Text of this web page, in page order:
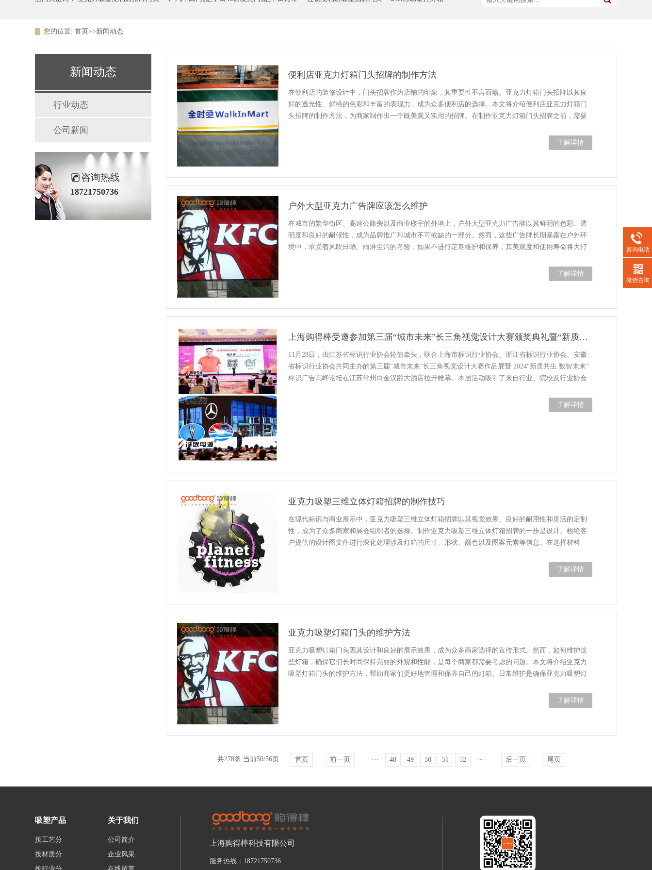
您的位置: 首页 >>新闻动态
新闻动态
行业动态
公司新闻
咨询热线
18721750736
便利店亚克力灯箱门头招牌的制作方法
在便利店的装修设计中，门头招牌作为店铺的印象，其重要性不言而喻。亚克力灯箱门头招牌以其良
好的透光性、鲜艳的色彩和丰富的表现力，成为众多便利店的选择。本文将介绍便利店亚克力灯箱门
头招牌的制作方法，为商家制作出一个既美观又实用的招牌。在制作亚克力灯箱门头招牌之前，需要
了解详情
户外大型亚克力广告牌应该怎么维护
在城市的繁华街区、高速公路旁以及商业楼宇的外墙上，户外大型亚克力广告牌以其鲜明的色彩、透
明度和良好的耐候性，成为品牌推广和城市不可或缺的一部分。然而，这些广告牌长期暴露在户外环
境中，承受着风吹日晒、雨淋尘污的考验，如果不进行定期维护和保养，其美观度和使用寿命将大打
了解详情
上海购得棒受邀参加第三届“城市未来”长三角视觉设计大赛颁奖典礼暨“新质共生，数智未来”标识广告高峰论坛
11月28日，由江苏省标识行业协会轮值牵头，联合上海市标识行业协会、浙江省标识行业协会、安徽
省标识行业协会共同主办的第三届“城市未来”长三角视觉设计大赛作品展暨 2024“新质共生 数智未来”
标识广告高峰论坛在江苏常州白金汉爵大酒店拉开帷幕。本届活动吸引了来自行业、院校及行业协会
了解详情
亚克力吸塑三维立体灯箱招牌的制作技巧
在现代标识与商业展示中，亚克力吸塑三维立体灯箱招牌以其视觉效果、良好的耐用性和灵活的定制
性，成为了众多商家和展会组织者的选择。制作亚克力吸塑三维立体灯箱招牌的一步是设计。根绝客
户提供的设计图文件进行深化处理涉及灯箱的尺寸、形状、颜色以及图案元素等信息。在选择材料
了解详情
亚克力吸塑灯箱门头的维护方法
亚克力吸塑灯箱门头因其设计和良好的展示效果，成为众多商家选择的宣传形式。然而，如何维护这
些灯箱，确保它们长时间保持亮丽的外观和性能，是每个商家都需要考虑的问题。本文将介绍亚克力
吸塑灯箱门头的维护方法，帮助商家们更好地管理和保养自己的灯箱。日常维护是确保亚克力吸塑灯
了解详情
共278条 当前50/56页 首页 前一页 ··· 48 49 50 51 52 ··· 后一页 尾页
吸塑产品
按工艺分
按材质分
关于我们
公司简介
企业风采
上海购得棒科技有限公司
服务热线：18721750736
咨询电话
微信咨询